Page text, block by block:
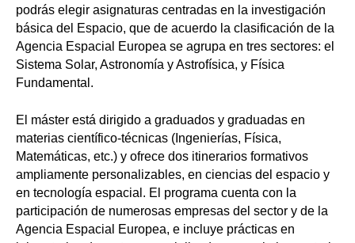
podrás elegir asignaturas centradas en la investigación
básica del Espacio, que de acuerdo la clasificación de la
Agencia Espacial Europea se agrupa en tres sectores: el
Sistema Solar, Astronomía y Astrofísica, y Física
Fundamental.
El máster está dirigido a graduados y graduadas en
materias científico-técnicas (Ingenierías, Física,
Matemáticas, etc.) y ofrece dos itinerarios formativos
ampliamente personalizables, en ciencias del espacio y
en tecnología espacial. El programa cuenta con la
participación de numerosas empresas del sector y de la
Agencia Espacial Europea, e incluye prácticas en